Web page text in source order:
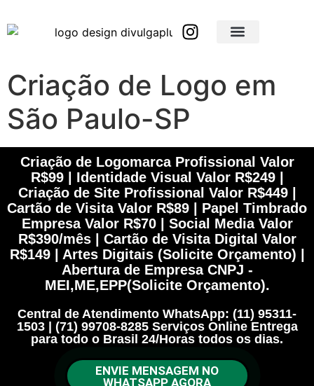
Criação de Logo em
São Paulo-SP
Criação de Logomarca Profissional Valor
R$99 | Identidade Visual Valor R$249 |
Criação de Site Profissional Valor R$449 |
Cartão de Visita Valor R$89 | Papel Timbrado
Empresa Valor R$70 | Social Media Valor
R$390/mês | Cartão de Visita Digital Valor
R$149 | Artes Digitais (Solicite Orçamento) |
Abertura de Empresa CNPJ -
MEI,ME,EPP(Solicite Orçamento).
Central de Atendimento WhatsApp: (11) 95311-
1503 | (71) 99708-8285 Serviços Online Entrega
para todo o Brasil 24/Horas todos os dias.
ENVIE MENSAGEM NO
WHATSAPP AGORA